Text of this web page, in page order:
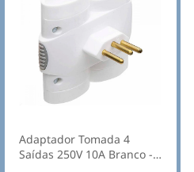
Adaptador Tomada 4
Saídas 250V 10A Branco -